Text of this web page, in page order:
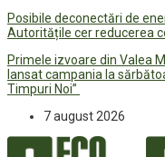
Posibile deconectări de
Autoritățile cer reducerea
Primele izvoare din Valea
lansat campania la
Timpuri Noi”
7 august 2026